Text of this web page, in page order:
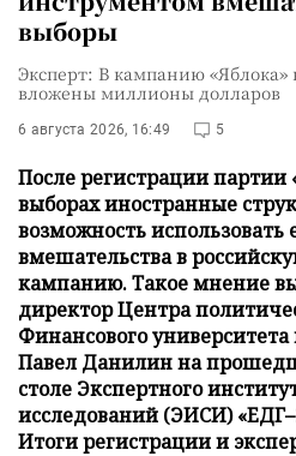
выборы
Эксперт: В кампанию «Яблока»
вложены миллионы долларов
6 августа 2026, 16:49 5
После регистрации партии
выборах иностранные
возможность использовать
вмешательства в
кампанию. Такое мнение
директор Центра
Финансового
Павел Данилин на
столе Экспертного
исследований (ЭИСИ)
Итоги регистрации и